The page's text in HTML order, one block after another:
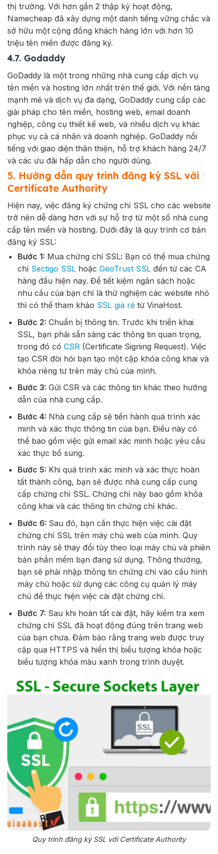
thị trường. Với hơn gần 2 thập kỷ hoạt động,
Namecheap đã xây dựng một danh tiếng vững chắc và
sở hữu một cộng đồng khách hàng lớn với hơn 10
triệu tên miền được đăng ký.
4.7. Godaddy
GoDaddy là một trong những nhà cung cấp dịch vụ
tên miền và hosting lớn nhất trên thế giới. Với nền tảng
mạnh mẽ và dịch vụ đa dạng, GoDaddy cung cấp các
giải pháp cho tên miền, hosting web, email doanh
nghiệp, công cụ thiết kế web, và nhiều dịch vụ khác
phục vụ cả cá nhân và doanh nghiệp. GoDaddy nổi
tiếng với giao diện thân thiện, hỗ trợ khách hàng 24/7
và các ưu đãi hấp dẫn cho người dùng.
5. Hướng dẫn quy trình đăng ký SSL với
Certificate Authority
Hiện nay, việc đăng ký chứng chỉ SSL cho các website
trở nên dễ dàng hơn với sự hỗ trợ từ một số nhà cung
cấp tên miền và hosting. Dưới đây là quy trình cơ bản
đăng ký SSL:
Bước 1: Mua chứng chỉ SSL: Bạn có thể mua chứng
chỉ Sectigo SSLhoặc GeoTrust SSLđến từ các CA
hàng đầu hiện nay. Để tiết kiệm ngân sách hoặc
nhu cầu của bạn chỉ là thử nghiệm các website nhỏ
thì có thể tham khảo SSL giá rẻtừ VinaHost.
Bước 2: Chuẩn bị thông tin. Trước khi triển khai
SSL, bạn phải sẵn sàng các thông tin quan trọng,
trong đó có CSR (Certificate Signing Request). Việc
tạo CSR đòi hỏi bạn tạo một cặp khóa công khai và
khóa riêng tư trên máy chủ của mình.
Bước 3: Gửi CSR và các thông tin khác theo hướng
dẫn của nhà cung cấp.
Bước 4: Nhà cung cấp sẽ tiến hành quá trình xác
minh và xác thực thông tin của bạn. Điều này có
thể bao gồm việc gửi email xác minh hoặc yêu cầu
xác thực bổ sung.
Bước 5: Khi quá trình xác minh và xác thực hoàn
tất thành công, bạn sẽ được nhà cung cấp cung
cấp chứng chỉ SSL. Chứng chỉ này bao gồm khóa
công khai và các thông tin chứng chỉ khác.
Bước 6: Sau đó, bạn cần thực hiện việc cài đặt
chứng chỉ SSL trên máy chủ web của mình. Quy
trình này sẽ thay đổi tùy theo loại máy chủ và phiên
bản phần mềm bạn đang sử dụng. Thông thường,
bạn sẽ phải nhập thông tin chứng chỉ vào cấu hình
máy chủ hoặc sử dụng các công cụ quản lý máy
chủ để thực hiện việc cài đặt chứng chỉ.
Bước 7: Sau khi hoàn tất cài đặt, hãy kiểm tra xem
chứng chỉ SSL đã hoạt động đúng trên trang web
của bạn chưa. Đảm bảo rằng trang web được truy
cập qua HTTPS và hiển thị biểu tượng khóa hoặc
biểu tượng khóa màu xanh trong trình duyệt.
Quy trình đăng ký SSL với Certificate Authority